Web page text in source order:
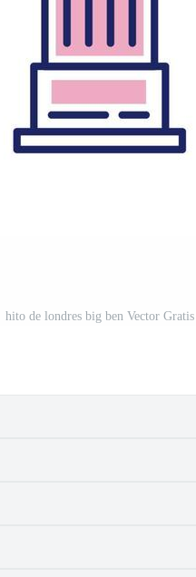
hito de londres big ben Vector Gratis